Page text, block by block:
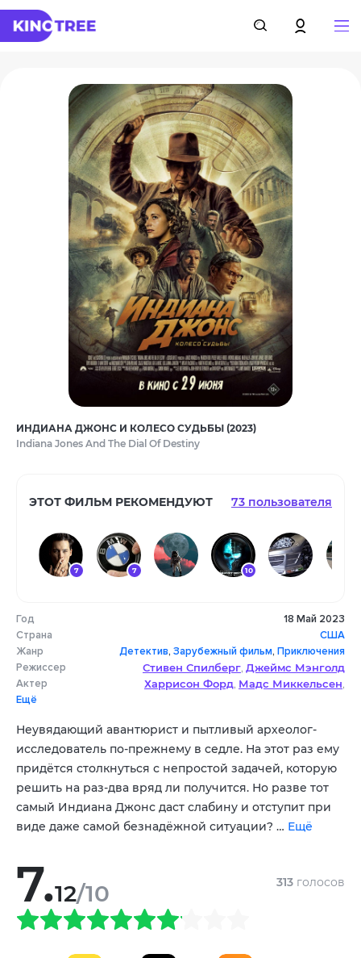
ИНДИАНА ДЖОНС И КОЛЕСО СУДЬБЫ (2023)
Indiana Jones And The Dial Of Destiny
ЭТОТ ФИЛЬМ РЕКОМЕНДУЮТ 73 пользователя
7 7 10
10
Год
Страна
Жанр
Режиссер
Актер
Ещё
18 Май 2023
США
Детектив, Зарубежный фильм, Приключения
Стивен Спилберг, Джеймс Мэнголд
Харрисон Форд, Мадс Миккельсен,
Тоби Джонс,Томас Кречман,Оливье Рихтерс
Джилл Винтерниц
Неувядающий авантюрист и пытливый археолог-
исследователь по-прежнему в седле. На этот раз ему
придётся столкнуться с непростой задачей, которую
решить на раз-два вряд ли получится. Но разве тот
самый Индиана Джонс даст слабину и отступит при
виде даже самой безнадёжной ситуации? … Ещё
7.12/10 313 голосов